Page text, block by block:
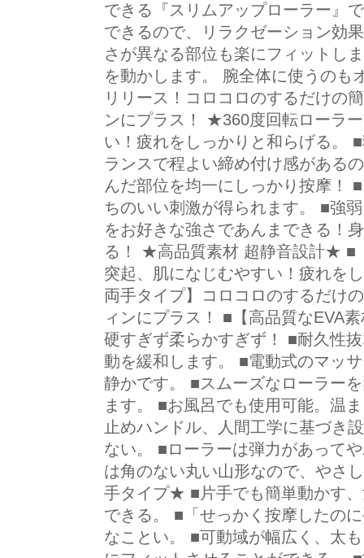
できる『スリムアップローラー』
できるので、リラクゼーション効
さが異なる部位も楽にフィットし
を動かします。 腕全体に使うのも
リリース！コロコロのするだけの
ンにプラス！ ★360度回転ローラ
い！疲れをしっかりと和らげる。
ランスで程よい締め付け感がある
んだ部位を均一にしっかり按摩！
ちのいい刺激が得られます。 ■強
をお好きな強さであんまできる！
る！ ★高品質素材 超静音設計★ ■
突起、肌になじむやすい！疲れを
両手タイプ】コロコロのするだけ
ィンにプラス！ ■【高品質なEVA
硬すぎず柔らかすぎず！ ■耐久性
動を緩和します。 ■電動式のマッ
静かです。 ■スムーズなローラー
ます。 ■お風呂でも使用可能。温
止めハンドル、人間工学に基づき
ない。 ■ローラーは弾力があって
は角のない丸い山形なので、やさ
手タイプ★ ■片手でも簡単動かす
できる。 ■「せっかく按摩したの
なことい。 ■可動域が幅広く、太